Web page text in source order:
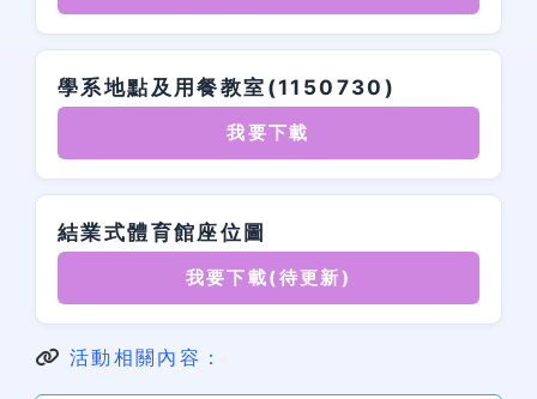
學系地點及用餐教室(1150730)
我要下載
結業式體育館座位圖
我要下載(待更新)
活動相關內容：